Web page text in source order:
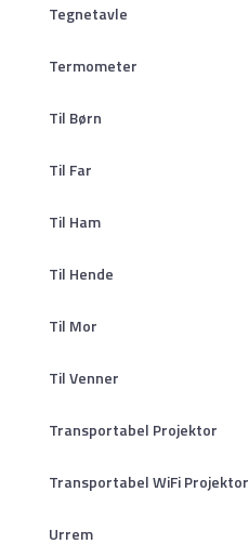
Tegnetavle
Termometer
Til Børn
Til Far
Til Ham
Til Hende
Til Mor
Til Venner
Transportabel Projektor
Transportabel WiFi Projektor
Urrem